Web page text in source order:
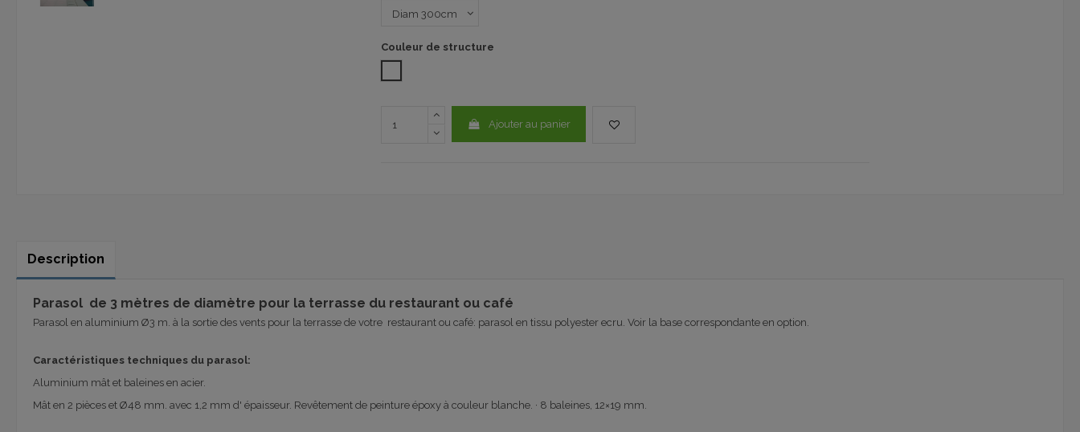
Couleur de structure
Ajouter au panier
Description
Parasol de 3 mètres de diamètre pour la terrasse du restaurant ou café
Parasol en aluminium Ø3 m. à la sortie des vents pour la terrasse de votre restaurant ou café: parasol en tissu polyester ecru. Voir la base correspondante en option.
Caractéristiques techniques du parasol:
Aluminium mât et baleines en acier.
Mât en 2 pièces et Ø48 mm. avec 1,2 mm d' épaisseur. Revêtement de peinture époxy à couleur blanche. · 8 baleines, 12×19 mm.